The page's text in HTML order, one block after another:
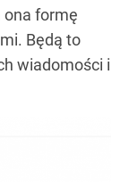
ona formę
Będą to
wiadomości i